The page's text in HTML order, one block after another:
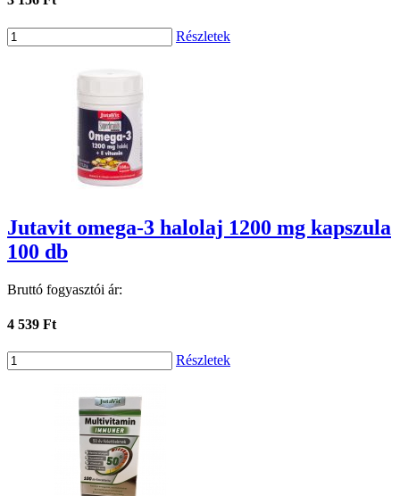
Részletek
Jutavit omega-3 halolaj 1200 mg kapszula
100 db
Bruttó fogyasztói ár:
4 539 Ft
Részletek